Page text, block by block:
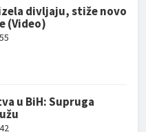
divljaju, stiže novo
(Video)
u BiH: Supruga